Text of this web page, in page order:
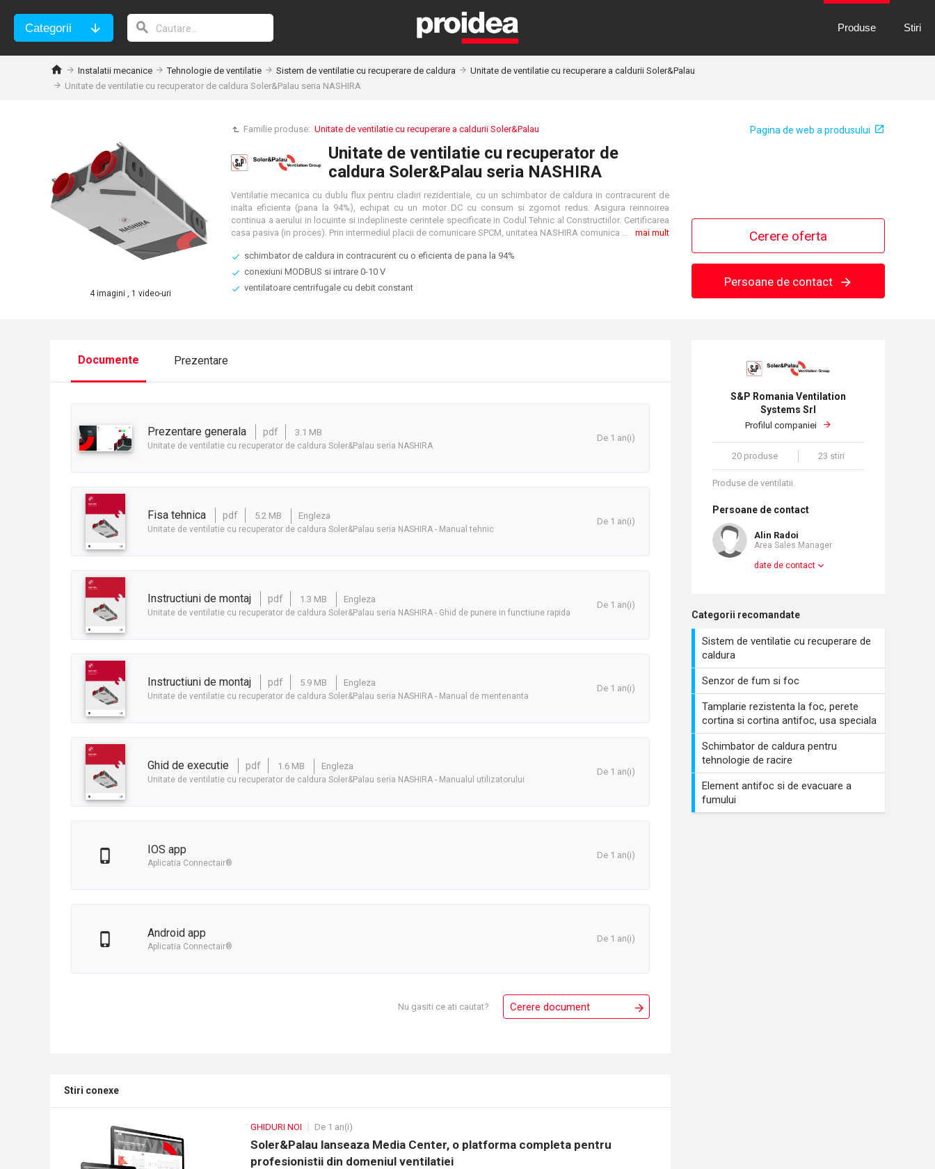
Categorii Produse Stiri
Instalatii mecanice Tehnologie de ventilatie Sistem de ventilatie cu recuperare de caldura
Unitate de ventilatie cu recuperare a caldurii Soler&Palau
Unitate de ventilatie cu recuperator de caldura Soler&Palau seria NASHIRA
Familie produse: Unitate de ventilatie cu recuperare a caldurii Soler&Palau Pagina de web a produsului
Unitate de ventilatie cu recuperator de
caldura Soler&Palau seria NASHIRA
4 imagini , 1 video-uri
Ventilatie mecanica cu dublu flux pentru cladiri rezidentiale, cu un schimbator de caldura in contracurent de
inalta eficienta (pana la 94%), echipat cu un motor DC cu consum si zgomot redus. Asigura reinnoirea
continua a aerului in locuinte si indeplineste cerintele specificate in Codul Tehnic al Constructiilor. Certificarea
mai mult
schimbator de caldura in contracurent cu o eficienta de pana la 94%
conexiuni MODBUS si intrare 0-10 V
ventilatoare centrifugale cu debit constant
Cerere oferta
Persoane de contact
S&P Romania Ventilation
Systems Srl
Profilul companiei
20 produse 23 stiri
Produse de ventilatii.
Persoane de contact
Alin Radoi
Area Sales Manager
date de contact
Categorii recomandate
Sistem de ventilatie cu recuperare de
caldura
Senzor de fum si foc
Tamplarie rezistenta la foc, perete
cortina si cortina antifoc, usa speciala
Schimbator de caldura pentru
tehnologie de racire
Element antifoc si de evacuare a
fumului
Documente Prezentare
prezentare generala pdf 3.1 MB
Unitate de ventilatie cu recuperator de caldura Soler&Palau seria NASHIRA
De 1 an(i)
fisa tehnica pdf 5.2 MB Engleza
Unitate de ventilatie cu recuperator de caldura Soler&Palau seria NASHIRA - Manual tehnic
De 1 an(i)
instructiuni de montaj pdf 1.3 MB Engleza
Unitate de ventilatie cu recuperator de caldura Soler&Palau seria NASHIRA - Ghid de punere in functiune rapida
De 1 an(i)
instructiuni de montaj pdf 5.9 MB Engleza
Unitate de ventilatie cu recuperator de caldura Soler&Palau seria NASHIRA - Manual de mentenanta
De 1 an(i)
ghid de executie pdf 1.6 MB Engleza
Unitate de ventilatie cu recuperator de caldura Soler&Palau seria NASHIRA - Manualul utilizatorului
De 1 an(i)
iOS app
Aplicatia Connectair®
De 1 an(i)
Android app
Aplicatia Connectair®
De 1 an(i)
Nu gasiti ce ati cautat? Cerere document
Stiri conexe
GHIDURI NOI De 1 an(i)
Soler&Palau lanseaza Media Center, o platforma completa pentru
profesionistii din domeniul ventilatiei